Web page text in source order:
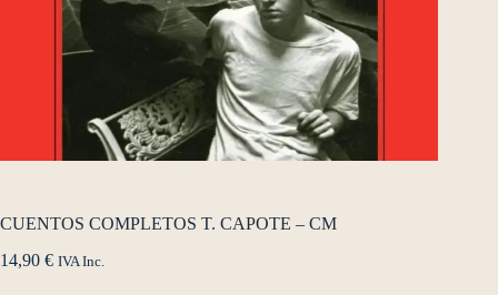
CUENTOS COMPLETOS T. CAPOTE – CM
14,90 € IVA Inc.